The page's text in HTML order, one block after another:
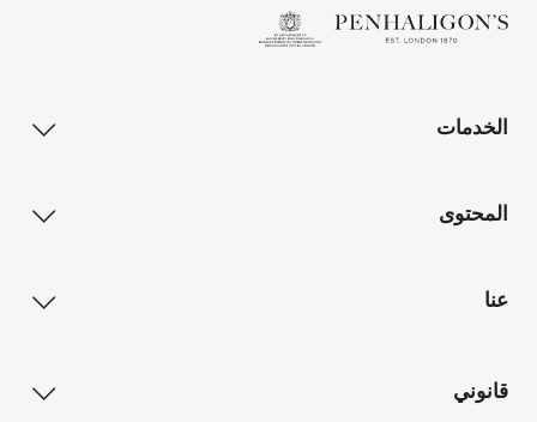
الخدمات
المحتوى
عنا
قانوني